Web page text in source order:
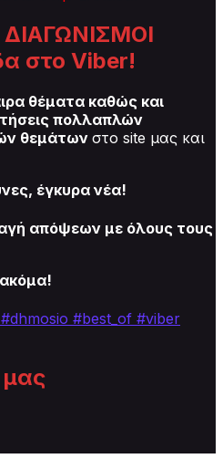
στο Viber!
θέματα καθώς και
πολλαπλών
θεμάτων στο site μας και
έγκυρα νέα!
απόψεων με όλους τους
#best_of #viber